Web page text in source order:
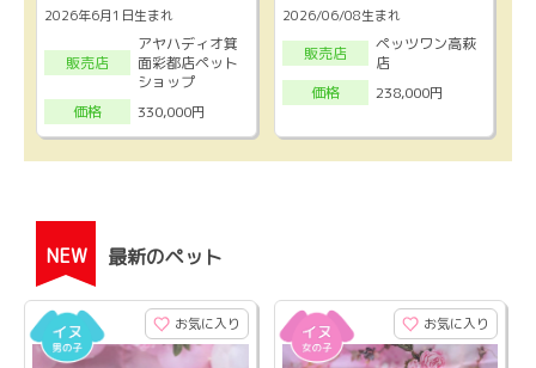
2026年6月1日生まれ
販売店
アヤハディオ箕
面彩都店ペット
ショップ
価格
330,000円
2026/06/08生まれ
販売店
ペッツワン高萩
店
価格
238,000円
NEW 最新のペット
お気に入り お気に入り